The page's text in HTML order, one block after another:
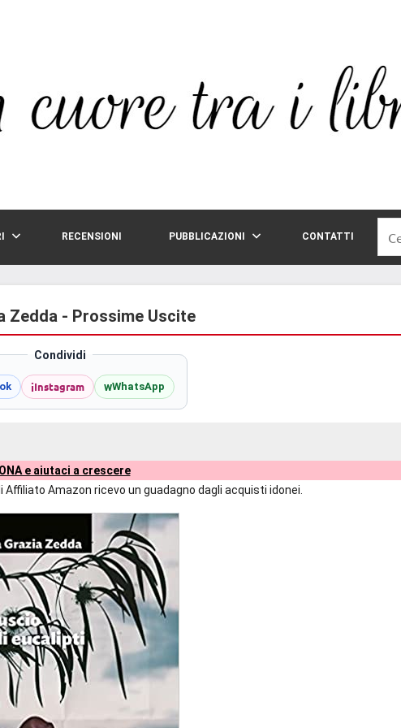
RECENSIONI PUBBLICAZIONI CONTATTI
per:
Zedda - Prossime Uscite
Condividi
iInstagram wWhatsApp
e aiutaci a crescere
Amazon ricevo un guadagno dagli acquisti idonei.